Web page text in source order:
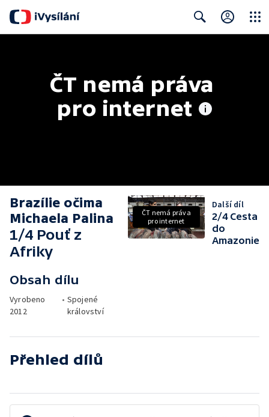
ČT nemá práva
pro internet
Brazílie očima
Michaela Palina
1/4 Pouť z
Afriky
Obsah dílu
Vyrobeno
2012
• Spojené
království
ČT nemá práva
pro internet
Další díl
2/4 Cesta
do
Amazonie
Přehled dílů